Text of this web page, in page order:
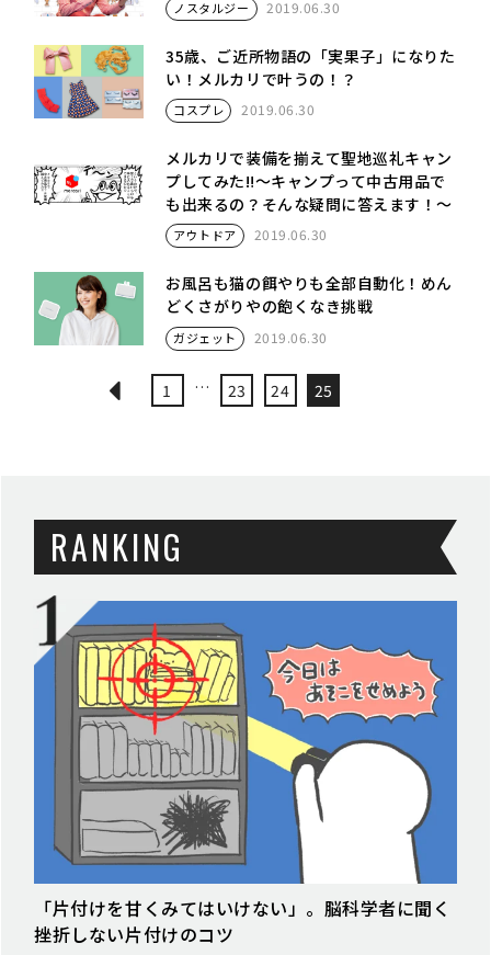
ノスタルジー 2019.06.30
35歳、ご近所物語の「実果子」になりた
い！メルカリで叶うの！？
コスプレ 2019.06.30
メルカリで装備を揃えて聖地巡礼キャン
プしてみた‼︎〜キャンプって中古用品で
も出来るの？そんな疑問に答えます！〜
アウトドア 2019.06.30
お風呂も猫の餌やりも全部自動化！めん
どくさがりやの飽くなき挑戦
ガジェット 2019.06.30
1 … 23 24 25
RANKING
「片付けを甘くみてはいけない」。脳科学者に聞く
挫折しない片付けのコツ